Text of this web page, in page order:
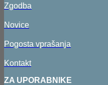
Zgodba
Novice
Pogosta vprašanja
Kontakt
ZA UPORABNIKE